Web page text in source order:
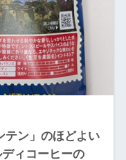
テン」のほどよい
ィコーヒーの